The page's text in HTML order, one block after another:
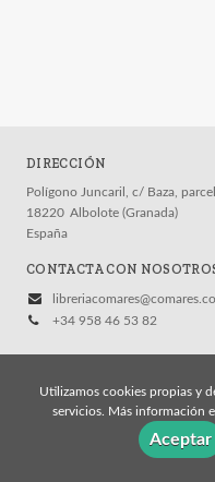
DIRECCIÓN
Polígono Juncaril, c/ Baza,
18220 Albolote (Granada)
España
CONTACTA CON
+34 958 46 53 82
©
Política de cookies
Utilizamos cookies propias y
servicios. Más información
Aceptar